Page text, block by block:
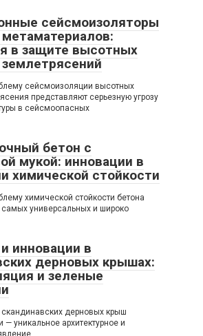
сейсмоизоляторы
в защите высотных
сейсмоизоляции высотных
представляют серьезную угрозу
в сейсмоопасных
бетон с
мукой: инновации в
химической стойкости
химической стойкости бетона
универсальных и широко
инновации в
дерновых крышах:
и зеленые
дерновых крыш
уникальное архитектурное и